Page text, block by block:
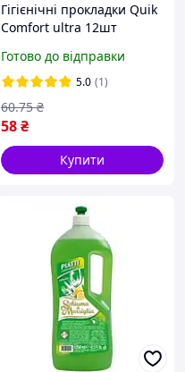
Гігієнічні прокладки Quik
Comfort ultra 12шт
Готово до відправки
5.0 (1)
58₴
60.75 ₴
Купити